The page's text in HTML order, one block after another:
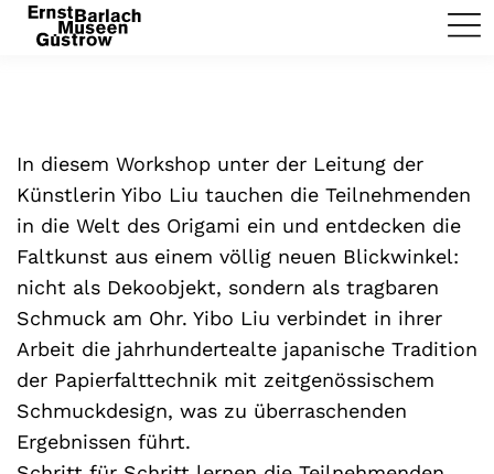
In diesem Workshop unter der Leitung der
Künstlerin Yibo Liu tauchen die Teilnehmenden
in die Welt des Origami ein und entdecken die
Faltkunst aus einem völlig neuen Blickwinkel:
nicht als Dekoobjekt, sondern als tragbaren
Schmuck am Ohr. Yibo Liu verbindet in ihrer
Arbeit die jahrhundertealte japanische Tradition
der Papierfalttechnik mit zeitgenössischem
Schmuckdesign, was zu überraschenden
Ergebnissen führt.